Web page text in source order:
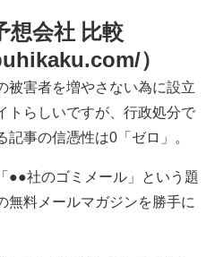
会社 比較
）
被害者を増やさない為に設立
トらしいですが、行政処分で
事の信憑性は0「ゼロ」。
●●社のゴミメール」という題
無料メールマガジンを勝手に